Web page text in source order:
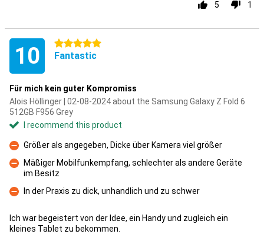
5 1
10 5 stars
Fantastic
Für mich kein guter Kompromiss
Alois Höllinger | 02-08-2024 about the Samsung Galaxy Z Fold 6
512GB F956 Grey
I recommend this product
Con
Größer als angegeben, Dicke über Kamera viel größer
Con
Mäßiger Mobilfunkempfang, schlechter als andere Geräte
im Besitz
Con
In der Praxis zu dick, unhandlich und zu schwer
Ich war begeistert von der Idee, ein Handy und zugleich ein
kleines Tablet zu bekommen.